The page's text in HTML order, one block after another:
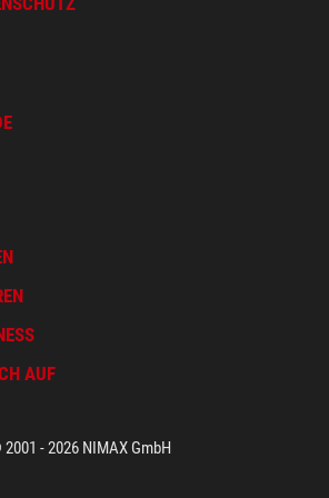
$ 19,90*
in dieser Kategorie: 1
Mehrwertsteuer, zzgl. Versandkosten.
AUF
- 2026 NIMAX GmbH